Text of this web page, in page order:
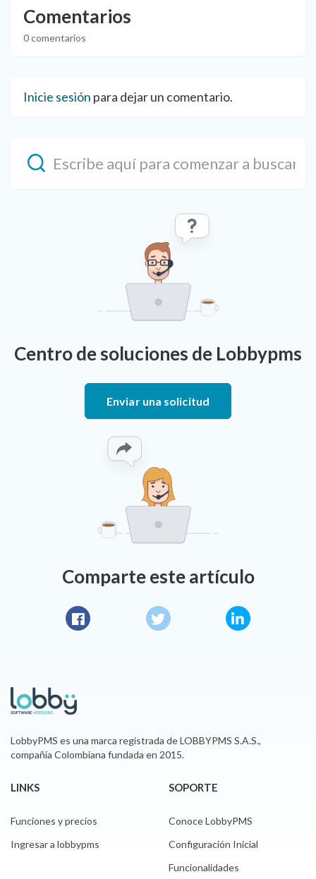
Comentarios
0 comentarios
Inicie sesión para dejar un comentario.
Centro de soluciones de Lobbypms
Enviar una solicitud
Comparte este artículo
Twitter LinkedIn
LobbyPMS es una marca registrada de LOBBYPMS S.A.S.,
compañía Colombiana fundada en 2015.
LINKS
Funciones y precios
Ingresar a lobbypms
SOPORTE
Conoce LobbyPMS
Configuración Inicial
Funcionalidades